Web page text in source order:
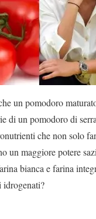
un pomodoro
di un pomodoro di
che non solo
un maggiore potere
bianca e farina
idrogenati?